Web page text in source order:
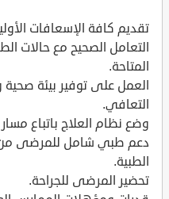
تقديم كافة الإسعافات
التعامل الصحيح مع حالات
المتاحة.
العمل على توفير بيئة
التعافي.
وضع نظام العلاج باتباع
دعم طبي شامل للمرضى من
الطبية.
تحضير المرضى للجراحة.